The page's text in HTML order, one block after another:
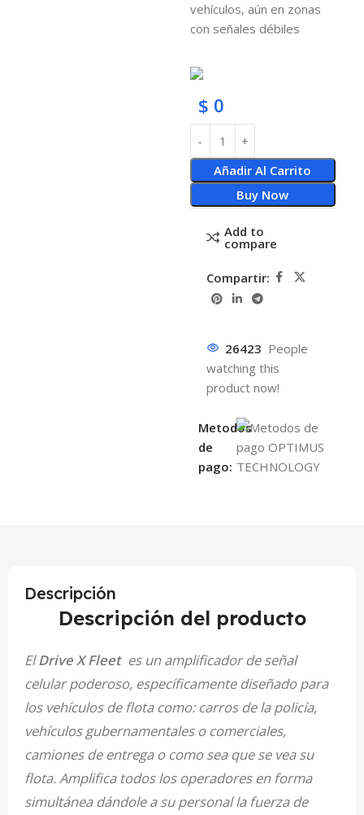
vehículos, aún en zonas
con señales débiles
$ 0
Añadir Al Carrito
Buy Now
Add to
compare
Compartir:
26423 People
watching this
product now!
Metodos
de
pago:
Descripción
Descripción del producto
ElDrive X Fleetes un amplificador de señal
celular poderoso, específicamente diseñado para
los vehículos de flota como: carros de la policía,
vehículos gubernamentales o comerciales,
camiones de entrega o como sea que se vea su
flota. Amplifica todos los operadores en forma
simultánea dándole a su personal la fuerza de